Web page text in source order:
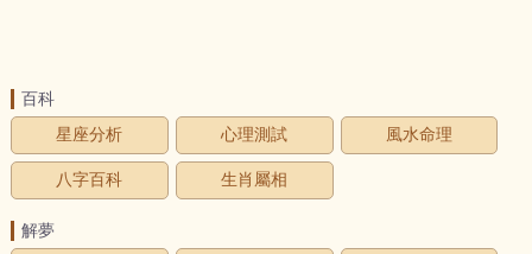
百科
星座分析
心理測試 風水命理
八字百科 生肖屬相
解夢